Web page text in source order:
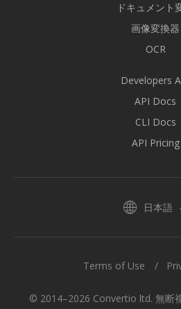
ドキュメント
画像変換器
OCR
Developers
API Docs
CLI Docs
API Pricing
日本語
© 2014–2026 Convertio ltd. 無断
Terms of Use